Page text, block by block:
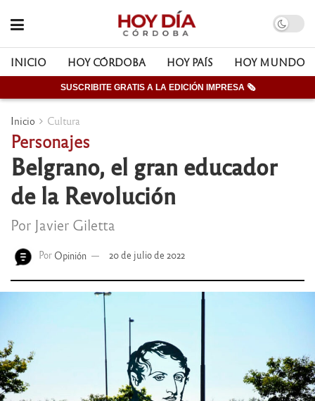
INICIO HOY CÓRDOBA HOY PAÍS HOY MUNDO
SUSCRIBITE GRATIS A LA EDICIÓN IMPRESA 🗞
Inicio Cultura
Personajes
Belgrano, el gran educador
de la Revolución
Por Javier Giletta
Por Opinión 20 de julio de 2022